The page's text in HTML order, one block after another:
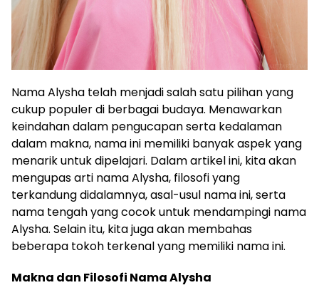
Nama Alysha telah menjadi salah satu pilihan yang
cukup populer di berbagai budaya. Menawarkan
keindahan dalam pengucapan serta kedalaman
dalam makna, nama ini memiliki banyak aspek yang
menarik untuk dipelajari. Dalam artikel ini, kita akan
mengupas arti nama Alysha, filosofi yang
terkandung didalamnya, asal-usul nama ini, serta
nama tengah yang cocok untuk mendampingi nama
Alysha. Selain itu, kita juga akan membahas
beberapa tokoh terkenal yang memiliki nama ini.
Makna dan Filosofi Nama Alysha